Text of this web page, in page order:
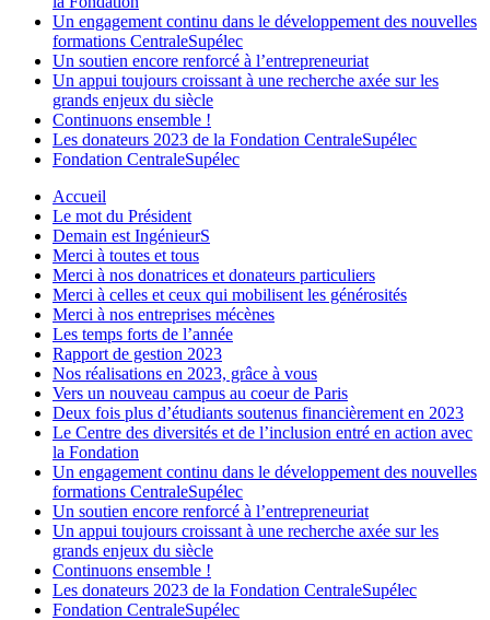
Un engagement continu dans le développement des nouvelles
formations CentraleSupélec
Un soutien encore renforcé à l’entrepreneuriat
Un appui toujours croissant à une recherche axée sur les
grands enjeux du siècle
Continuons ensemble !
Les donateurs 2023 de la Fondation CentraleSupélec
Fondation CentraleSupélec
Accueil
Le mot du Président
Demain est IngénieurS
Merci à toutes et tous
Merci à nos donatrices et donateurs particuliers
Merci à celles et ceux qui mobilisent les générosités
Merci à nos entreprises mécènes
Les temps forts de l’année
Rapport de gestion 2023
Nos réalisations en 2023, grâce à vous
Vers un nouveau campus au coeur de Paris
Deux fois plus d’étudiants soutenus financièrement en 2023
Le Centre des diversités et de l’inclusion entré en action avec
la Fondation
Un engagement continu dans le développement des nouvelles
formations CentraleSupélec
Un soutien encore renforcé à l’entrepreneuriat
Un appui toujours croissant à une recherche axée sur les
grands enjeux du siècle
Continuons ensemble !
Les donateurs 2023 de la Fondation CentraleSupélec
Fondation CentraleSupélec